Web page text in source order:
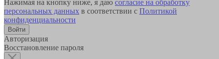
Нажимая на кнопку ниже, я даю согласие на обработку
персональных данных в соответствии с Политикой
конфиденциальности
Авторизация
Восстановление пароля